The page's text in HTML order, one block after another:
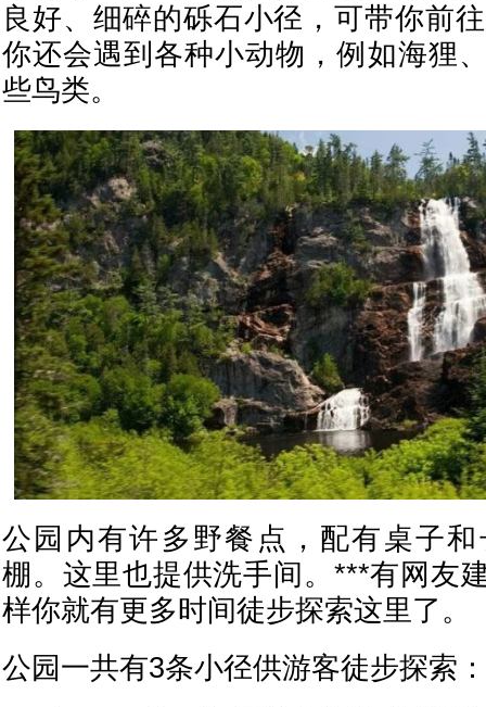
良好、细碎的砾石小径，可带你前
你还会遇到各种小动物，例如海狸
些鸟类。
公园内有许多野餐点，配有桌子
棚。这里也提供洗手间。***有网友
样你就有更多时间徒步探索这里了。
公园一共有3条小径供游客徒步探索：